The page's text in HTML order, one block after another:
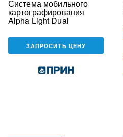
Система мобильного
картографирования
Alpha Light Dual
ЗАПРОСИТЬ ЦЕНУ